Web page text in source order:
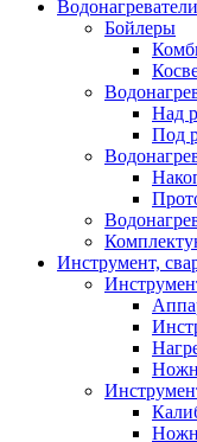
Водонагреватели
Бойлеры
Над
Под
Инструмент,